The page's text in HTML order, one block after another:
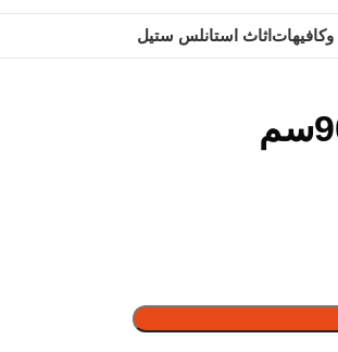
اثاث استانلس ستيل